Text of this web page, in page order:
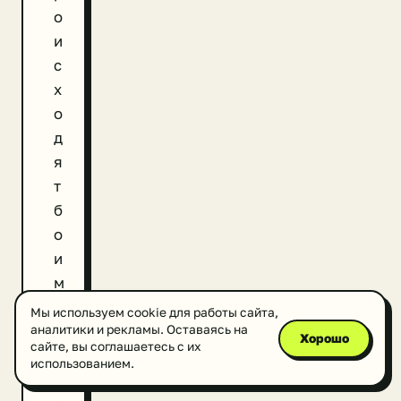
о
и
с
х
о
д
я
т
б
о
и
м
е
с
т
Мы используем cookie для работы сайта,
аналитики и рекламы. Оставаясь на
сайте, вы соглашаетесь с их
использованием.
Хорошо